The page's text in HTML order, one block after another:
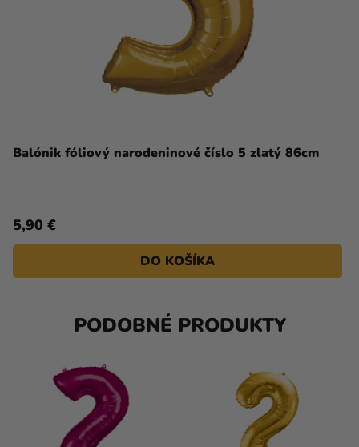
Balónik fóliový narodeninové číslo 5 zlatý 86cm
5,90 €
DO KOŠÍKA
PODOBNÉ PRODUKTY